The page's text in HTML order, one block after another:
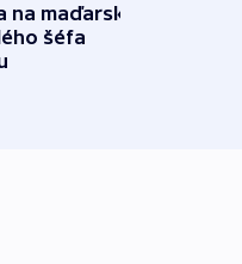
na maďarského
šéfa